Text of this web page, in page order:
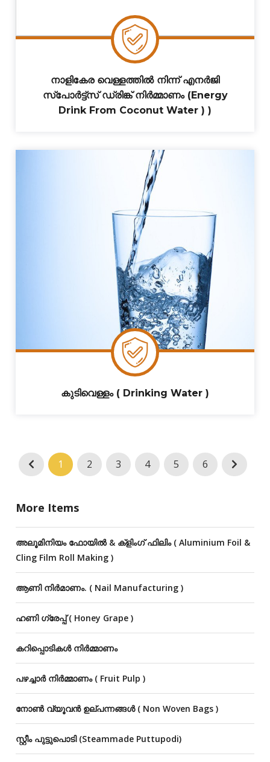
നാളികേര വെള്ളത്തിൽ നിന്ന് എനർജി
സ്‌പോർട്ട്സ് ഡ്രിങ്ക് നിർമ്മാണം (Energy
Drink From Coconut Water ) )
കുടിവെള്ളം ( Drinking Water )
1 2 3 4 5 6
More Items
അലൂമിനിയം ഫോയിൽ & ക്ളിംഗ് ഫിലിം ( Aluminium Foil &
Cling Film Roll Making )
ആണി നിർമാണം. ( Nail Manufacturing )
ഹണി ഗ്രേപ്പ് ( Honey Grape )
കറിപ്പൊടികൾ നിർമ്മാണം
പഴച്ചാർ നിർമ്മാണം ( Fruit Pulp )
നോൺ വ്യൂവൻ ഉല്‌പന്നങ്ങൾ ( Non Woven Bags )
സ്റ്റീം പുട്ടുപൊടി (Steammade Puttupodi)